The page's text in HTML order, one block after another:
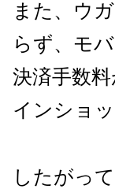
また、ウ
らず、モ
決済手数
インショ
したがっ